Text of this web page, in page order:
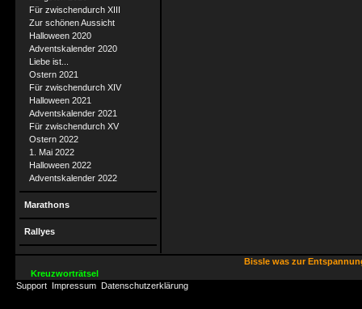
Für zwischendurch XIII
Zur schönen Aussicht
Halloween 2020
Adventskalender 2020
Liebe ist...
Ostern 2021
Für zwischendurch XIV
Halloween 2021
Adventskalender 2021
Für zwischendurch XV
Ostern 2022
1. Mai 2022
Halloween 2022
Adventskalender 2022
Marathons
Rallyes
Bissle was zur
Kreuzworträtsel
Support Impressum Datenschutzerklärung